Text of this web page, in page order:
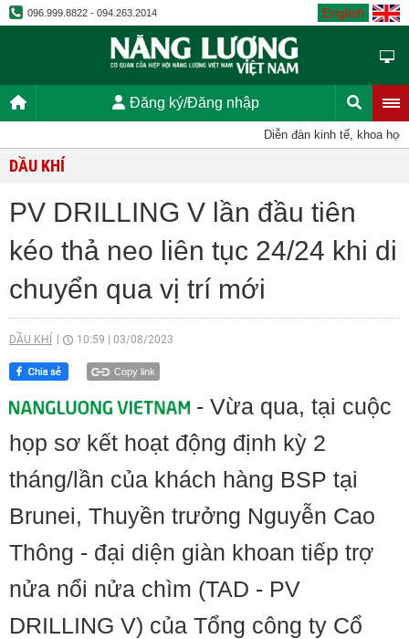
096.999.8822 - 094.263.2014 English
Đăng ký/Đăng nhập
Diễn đàn kinh tế, khoa học,
DẦU KHÍ
PV DRILLING V lần đầu tiên
kéo thả neo liên tục 24/24 khi di
chuyển qua vị trí mới
DẦU KHÍ 10:59 03/08/2023
Copy link
- Vừa qua, tại cuộc
họp sơ kết hoạt động định kỳ 2
tháng/lần của khách hàng BSP tại
Brunei, Thuyền trưởng Nguyễn Cao
Thông - đại diện giàn khoan tiếp trợ
nửa nổi nửa chìm (TAD - PV
DRILLING V) của Tổng công ty Cổ